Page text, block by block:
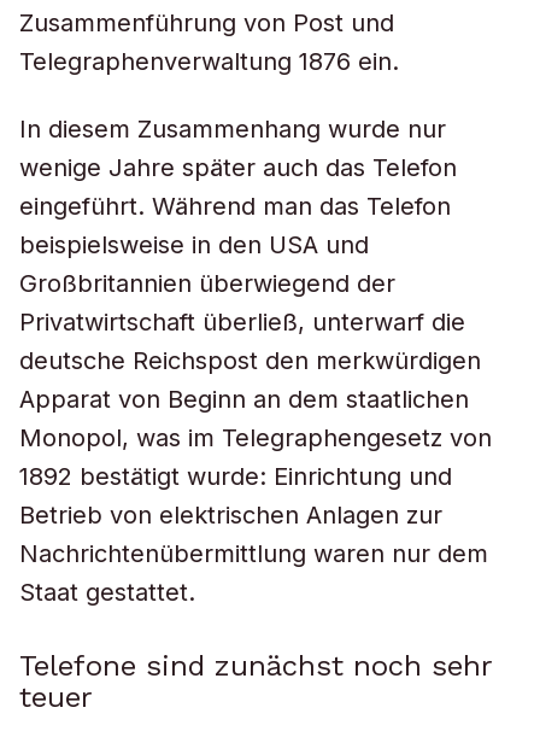
Zusammenführung von Post und
Telegraphenverwaltung 1876 ein.
In diesem Zusammenhang wurde nur
wenige Jahre später auch das Telefon
eingeführt. Während man das Telefon
beispielsweise in den USA und
Großbritannien überwiegend der
Privatwirtschaft überließ, unterwarf die
deutsche Reichspost den merkwürdigen
Apparat von Beginn an dem staatlichen
Monopol, was im Telegraphengesetz von
1892 bestätigt wurde: Einrichtung und
Betrieb von elektrischen Anlagen zur
Nachrichtenübermittlung waren nur dem
Staat gestattet.
Telefone sind zunächst noch sehr
teuer